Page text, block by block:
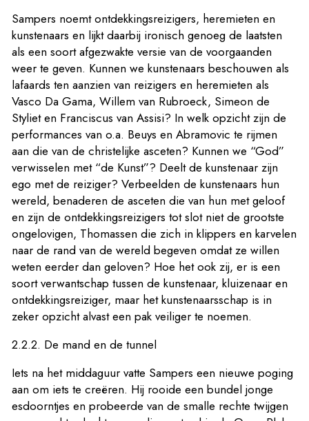
Sampers noemt ontdekkingsreizigers, heremieten en
kunstenaars en lijkt daarbij ironisch genoeg de laatsten
als een soort afgezwakte versie van de voorgaanden
weer te geven. Kunnen we kunstenaars beschouwen als
lafaards ten aanzien van reizigers en heremieten als
Vasco Da Gama, Willem van Rubroeck, Simeon de
Styliet en Franciscus van Assisi? In welk opzicht zijn de
performances van o.a. Beuys en Abramovic te rijmen
aan die van de christelijke asceten? Kunnen we “God”
verwisselen met “de Kunst”? Deelt de kunstenaar zijn
ego met de reiziger? Verbeelden de kunstenaars hun
wereld, benaderen de asceten die van hun met geloof
en zijn de ontdekkingsreizigers tot slot niet de grootste
ongelovigen, Thomassen die zich in klippers en karvelen
naar de rand van de wereld begeven omdat ze willen
weten eerder dan geloven? Hoe het ook zij, er is een
soort verwantschap tussen de kunstenaar, kluizenaar en
ontdekkingsreiziger, maar het kunstenaarsschap is in
zeker opzicht alvast een pak veiliger te noemen.
2.2.2. De mand en de tunnel
Iets na het middaguur vatte Sampers een nieuwe poging
aan om iets te creëren. Hij rooide een bundel jonge
esdoorntjes en probeerde van de smalle rechte twijgen